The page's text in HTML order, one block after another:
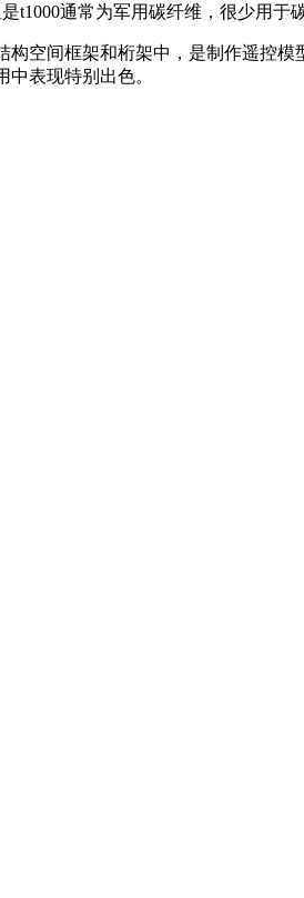
t1000通常为军用碳纤维，很少用于
间框架和桁架中，是制作遥控模
表现特别出色。